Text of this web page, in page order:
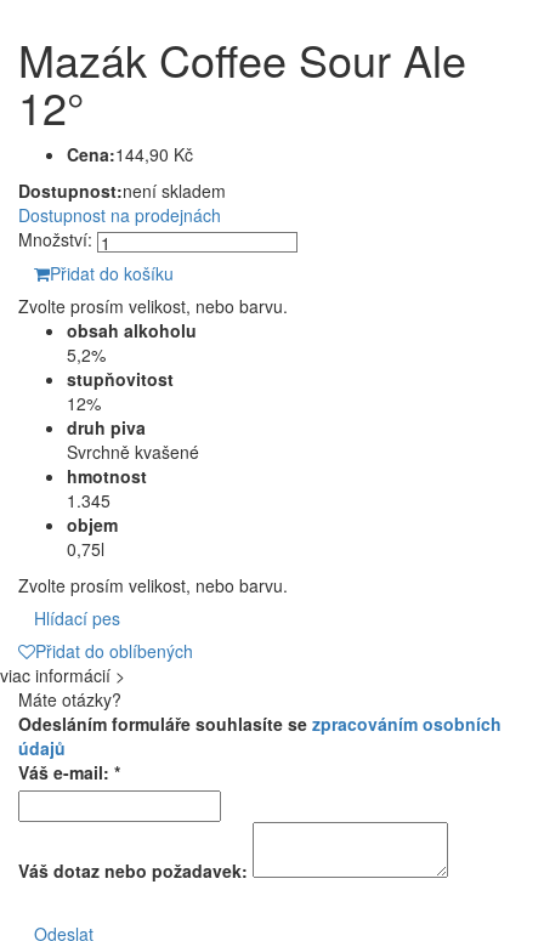
Mazák Coffee Sour Ale
12°
Cena:144,90 Kč
Dostupnost:není skladem
Dostupnost na prodejnách
Množství:
Přidat do košíku
Zvolte prosím velikost, nebo barvu.
obsah alkoholu
5,2%
stupňovitost
12%
druh piva
Svrchně kvašené
hmotnost
1.345
objem
0,75l
Zvolte prosím velikost, nebo barvu.
Hlídací pes
Přidat do oblíbených
viac informácií >
Máte otázky?
Odesláním formuláře souhlasíte se zpracováním osobních
údajů
Váš e-mail: *
Váš dotaz nebo požadavek:
Odeslat